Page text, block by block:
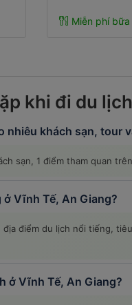
Miễn phí bữa
khi đi du
nhiêu khách sạn, tour
sạn, 1 điểm tham quan
Vĩnh Tế, An Giang?
điểm du lịch nổi tiếng,
ở Vĩnh Tế, An Giang?